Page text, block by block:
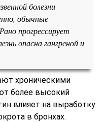
болезни
обычные
прогрессирует
опасна гангреной и
хроническими
более высокий
влияет на выработку
в бронхах.